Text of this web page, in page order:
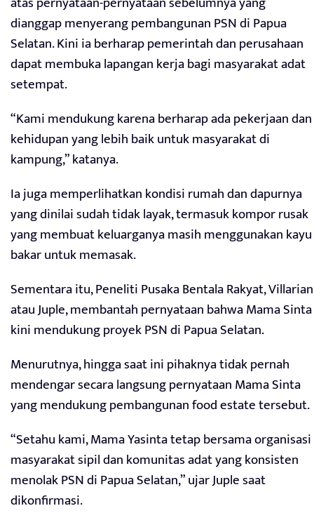
dianggap menyerang pembangunan PSN di Papua
Selatan. Kini ia berharap pemerintah dan perusahaan
dapat membuka lapangan kerja bagi masyarakat adat
setempat.
“Kami mendukung karena berharap ada pekerjaan dan
kehidupan yang lebih baik untuk masyarakat di
kampung,” katanya.
Ia juga memperlihatkan kondisi rumah dan dapurnya
yang dinilai sudah tidak layak, termasuk kompor rusak
yang membuat keluarganya masih menggunakan kayu
bakar untuk memasak.
Sementara itu, Peneliti Pusaka Bentala Rakyat, Villarian
atau Juple, membantah pernyataan bahwa Mama Sinta
kini mendukung proyek PSN di Papua Selatan.
Menurutnya, hingga saat ini pihaknya tidak pernah
mendengar secara langsung pernyataan Mama Sinta
yang mendukung pembangunan food estate tersebut.
“Setahu kami, Mama Yasinta tetap bersama organisasi
masyarakat sipil dan komunitas adat yang konsisten
menolak PSN di Papua Selatan,” ujar Juple saat
dikonfirmasi.